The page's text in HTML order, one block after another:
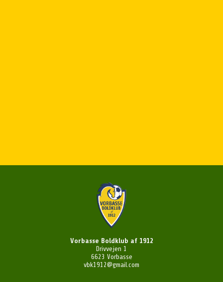
Vorbasse Boldklub af 1912
Drivvejen 1
6623 Vorbasse
vbk1912@gmail.com